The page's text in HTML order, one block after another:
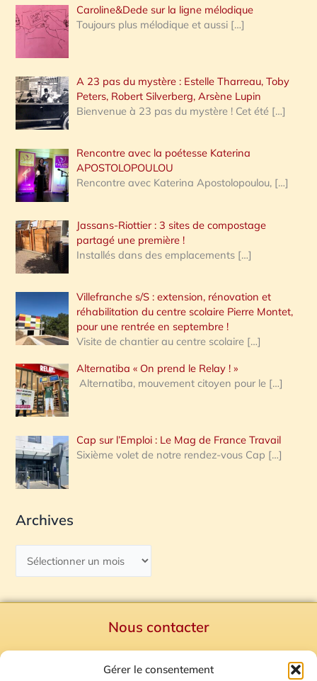
Gérer le consentement
Caroline&Dede sur la ligne mélodique
Toujours plus mélodique et aussi […]
A 23 pas du mystère : Estelle Tharreau, Toby
Peters, Robert Silverberg, Arsène Lupin
Bienvenue à 23 pas du mystère ! Cet été […]
Rencontre avec la poétesse Katerina
APOSTOLOPOULOU
Rencontre avec Katerina Apostolopoulou, […]
Jassans-Riottier : 3 sites de compostage
partagé une première !
Installés dans des emplacements […]
Villefranche s/S : extension, rénovation et
réhabilitation du centre scolaire Pierre Montet,
pour une rentrée en septembre !
Visite de chantier au centre scolaire […]
Alternatiba « On prend le Relay ! »
Alternatiba, mouvement citoyen pour le […]
Cap sur l’Emploi : Le Mag de France Travail
Sixième volet de notre rendez-vous Cap […]
Archives
Nous contacter